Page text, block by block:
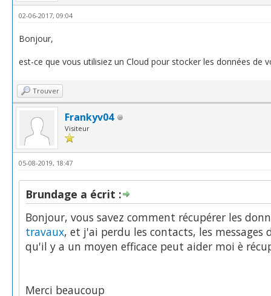
02-06-2017, 09:04
Bonjour,
est-ce que vous utilisiez un Cloud pour stocker les données de
Trouver
Frankyv04
Visiteur
05-08-2019, 18:47
Brundage a écrit :
Bonjour, vous savez comment récupérer les
travaux, et j'ai perdu les contacts, les
qu'il y a un moyen efficace peut aider moi è
Merci beaucoup